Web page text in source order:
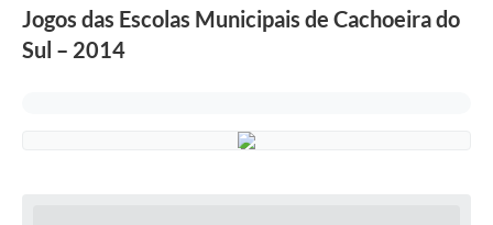
Turismo
Jogos das Escolas Municipais de Cachoeira do
Sul – 2014